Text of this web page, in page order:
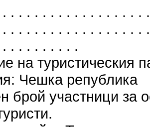
. . . . . . . . . . . . . . . .
. . . . . . . . . . . . . . . .
. . . . . . . . .
на туристическия
Чешка република
брой участници за